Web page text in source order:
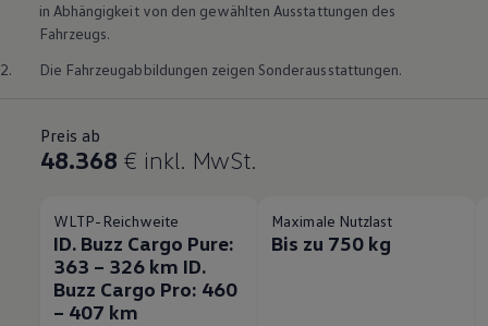
in Abhängigkeit von den gewählten Ausstattungen des
Fahrzeugs.
2.
Die Fahrzeugabbildungen zeigen Sonderausstattungen.
Preis ab
48.368 € inkl. MwSt.
WLTP-Reichweite
ID. Buzz Cargo Pure:
363 – 326 km ID.
Buzz Cargo Pro: 460
– 407 km
Maximale Nutzlast
Bis zu 750 kg